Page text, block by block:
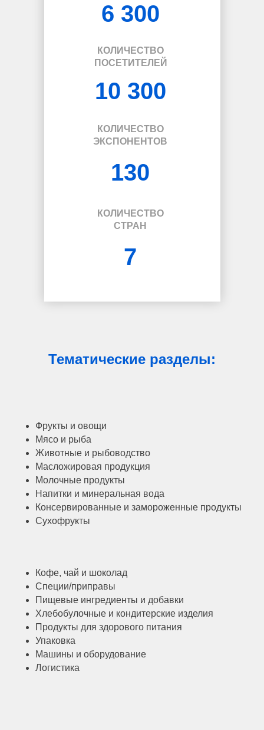
6 300
КОЛИЧЕСТВО
ПОСЕТИТЕЛЕЙ
КОЛИЧЕСТВО
ЭКСПОНЕНТОВ
10 300
130
КОЛИЧЕСТВО
СТРАН
7
Тематические разделы:
Фрукты и овощи
Мясо и рыба
Животные и рыбоводство
Масложировая продукция
Молочные продукты
Напитки и минеральная вода
Консервированные и замороженные продукты
Сухофрукты
Кофе, чай и шоколад
Специи/приправы
Пищевые ингредиенты и добавки
Хлебобулочные и кондитерские изделия
Продукты для здорового питания
Упаковка
Машины и оборудование
Логистика